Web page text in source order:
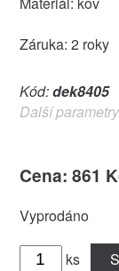
Záruka: 2 roky
Kód:dek8405
Další parametry
Cena: 861
Vyprodáno
ks